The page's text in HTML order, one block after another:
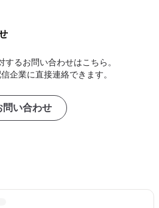
するお問い合わせはこちら。
企業に直接連絡できます。
問い合わせ